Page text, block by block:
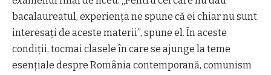
bacalaureatul, experienţa ne spune că ei chiar nu sunt
interesaţi de aceste materii”, spune el. În aceste
condiţii, tocmai clasele în care se ajunge la teme
esenţiale despre România contemporană, comunism